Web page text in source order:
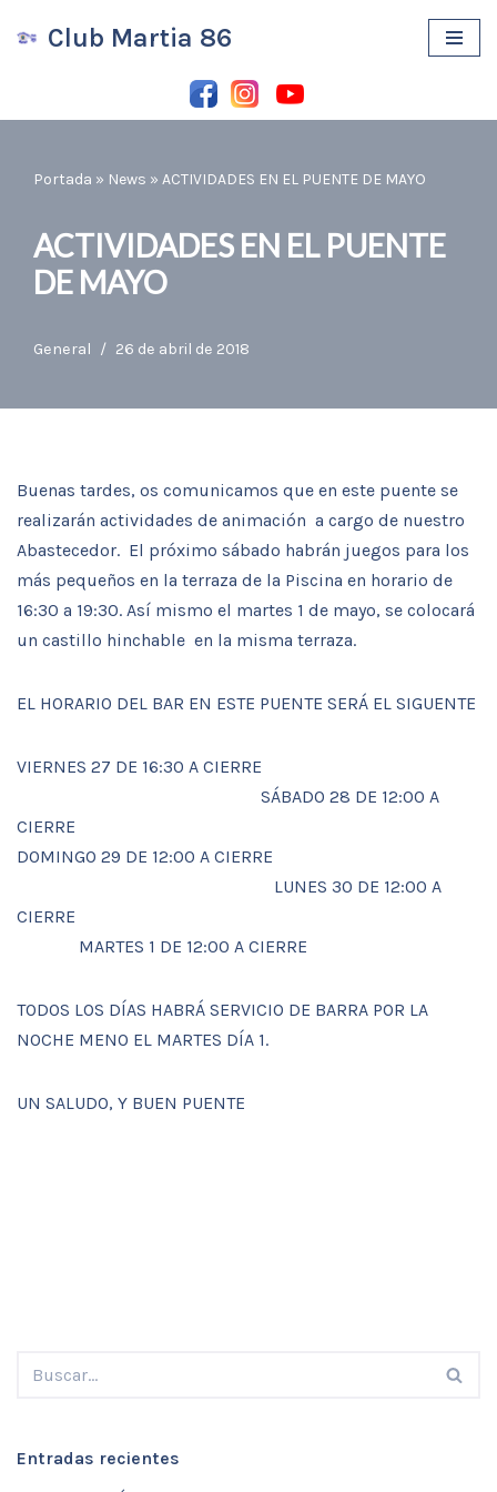
contenido
Club Martia 86
Portada » News » ACTIVIDADES EN EL PUENTE DE MAYO
ACTIVIDADES EN EL PUENTE
DE MAYO
General 26 de abril de 2018
Buenas tardes, os comunicamos que en este puente se
realizarán actividades de animación a cargo de nuestro
Abastecedor. El próximo sábado habrán juegos para los
más pequeños en la terraza de la Piscina en horario de
16:30 a 19:30. Así mismo el martes 1 de mayo, se colocará
un castillo hinchable en la misma terraza.
EL HORARIO DEL BAR EN ESTE PUENTE SERÁ EL SIGUENTE
VIERNES 27 DE 16:30 A CIERRE
SÁBADO 28 DE 12:00 A
CIERRE
DOMINGO 29 DE 12:00 A CIERRE
LUNES 30 DE 12:00 A
CIERRE
MARTES 1 DE 12:00 A CIERRE
TODOS LOS DÍAS HABRÁ SERVICIO DE BARRA POR LA
NOCHE MENO EL MARTES DÍA 1.
UN SALUDO, Y BUEN PUENTE
Entradas recientes